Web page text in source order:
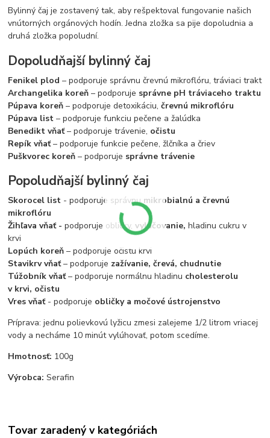
Bylinný čaj je zostavený tak, aby rešpektoval fungovanie našich
vnútorných orgánových hodín. Jedna zložka sa pije dopoludnia a
druhá zložka popoludní.
Dopoludňajší bylinný čaj
Fenikel plod – podporuje správnu črevnú mikroflóru, tráviaci trakt
Archangelika koreň – podporuje správne pH tráviaceho traktu
Púpava koreň – podporuje detoxikáciu,črevnú mikroflóru
Púpava list – podporuje funkciu pečene a žalúdka
Benedikt vňať– podporuje trávenie, očistu
Repík vňať– podporuje funkcie pečene, žlčníka a čriev
Puškvorec koreň – podporuje správne trávenie
Popoludňajší bylinný čaj
Skorocel list - podporuje správnumikrobialnú a črevnú
mikroflóru
Žihľava vňať - podporuje obličky,vylučovanie, hladinu cukru v
krvi
Lopúch koreň – podporuje očistu krvi
Stavikrv vňať– podporuje zažívanie, črevá, chudnutie
Túžobník vňať– podporuje normálnu hladinu cholesterolu
v krvi, očistu
Vres vňať- podporuje obličky a močové ústrojenstvo
Príprava: jednu polievkovú lyžicu zmesi zalejeme 1/2 litrom vriacej
vody a necháme 10 minút vylúhovať, potom scedíme.
Hmotnosť: 100g
Výrobca:Serafin
Tovar zaradený v kategóriách